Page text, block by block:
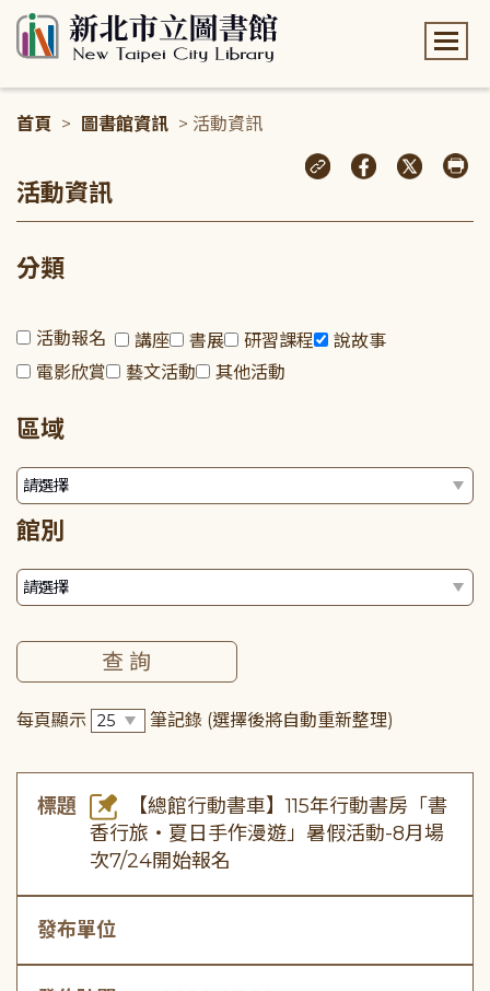
首頁 > 圖書館資訊 > 活動資訊
活動資訊
分類
活動報名 講座 書展 研習課程
說故事
電影欣賞
藝文活動 其他活動
區域
館別
每頁顯示 筆記錄 (選擇後將自動重新整理)
標題
【總館行動書車】115年行動書房「書
香行旅・夏日手作漫遊」暑假活動-8月場
次7/24開始報名
發布單位